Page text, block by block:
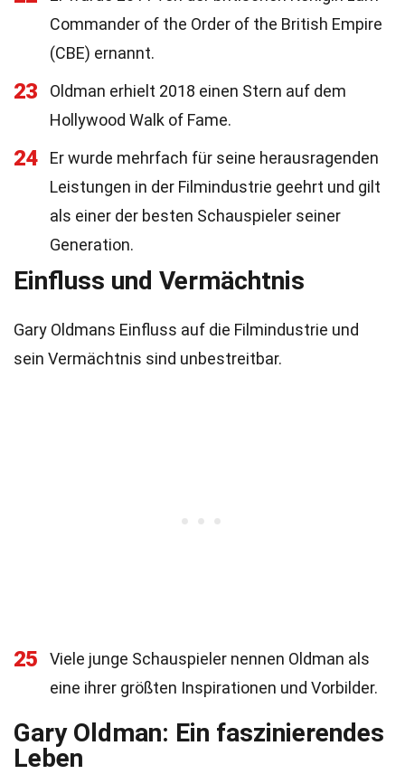
Commander of the Order of the British Empire
(CBE) ernannt.
23
Oldman erhielt 2018 einen Stern auf dem
Hollywood Walk of Fame.
24
Er wurde mehrfach für seine herausragenden
Leistungen in der Filmindustrie geehrt und gilt
als einer der besten Schauspieler seiner
Generation.
Einfluss und Vermächtnis
Gary Oldmans Einfluss auf die Filmindustrie und
sein Vermächtnis sind unbestreitbar.
25
Viele junge Schauspieler nennen Oldman als
eine ihrer größten Inspirationen und Vorbilder.
Gary Oldman: Ein faszinierendes
Leben